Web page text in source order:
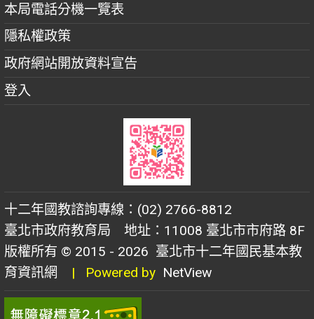
本局電話分機一覽表
隱私權政策
政府網站開放資料宣告
登入
十二年國教諮詢專線：(02) 2766-8812
臺北市政府教育局 地址：11008 臺北市市府路 8F
版權所有 © 2015 - 2026 臺北市十二年國民基本教
育資訊網
| Powered by NetView